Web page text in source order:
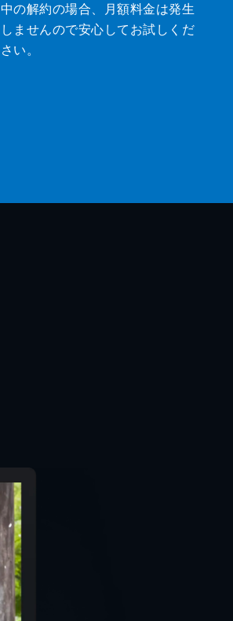
中の解約の場合、月額料金は発生
しませんので安心してお試しくだ
さい。